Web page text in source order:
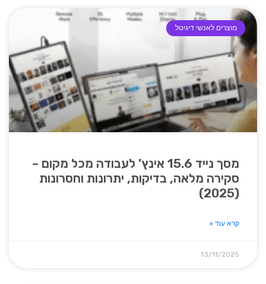
מוצרים לאנשי דיגיטל
מסך נייד 15.6 אינץ’ לעבודה מכל מקום –
סקירה מלאה, בדיקות, יתרונות וחסרונות
(2025)
קרא עוד »
13/11/2025